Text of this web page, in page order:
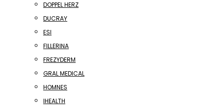
DOPPEL HERZ
DUCRAY
ESI
FILLERINA
FREZYDERM
GRAL MEDICAL
HOMNES
IHEALTH